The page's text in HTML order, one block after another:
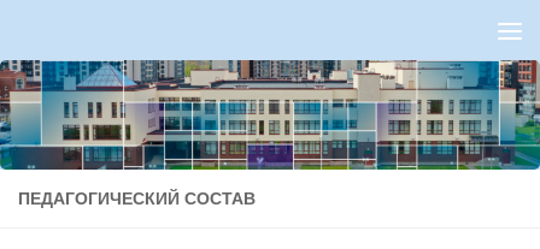
ПЕДАГОГИЧЕСКИЙ СОСТАВ